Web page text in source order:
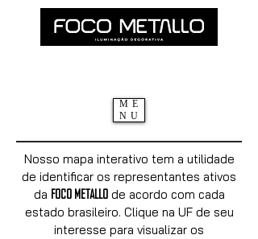
ME
NU
Nosso mapa interativo tem a utilidade
de identificar os representantes ativos
da FOCO METALLOde acordo com cada
estado brasileiro. Clique na UF de seu
interesse para visualizar os